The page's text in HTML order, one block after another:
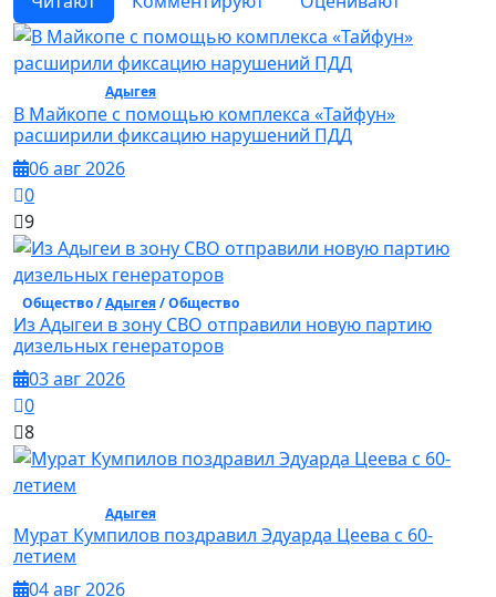
Адыгея/ Общество
В Майкопе с помощью комплекса «Тайфун»
расширили фиксацию нарушений ПДД
06 авг 2026
0
9
Общество /Адыгея/ Общество
Из Адыгеи в зону СВО отправили новую партию
дизельных генераторов
03 авг 2026
0
8
Адыгея/ Общество
Мурат Кумпилов поздравил Эдуарда Цеева с 60-
летием
04 авг 2026